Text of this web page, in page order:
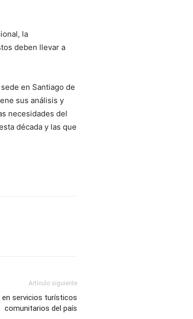
la
deben llevar a
en Santiago de
sus análisis y
necesidades del
década y las que
Artículo siguiente
en servicios turísticos
comunitarios del país